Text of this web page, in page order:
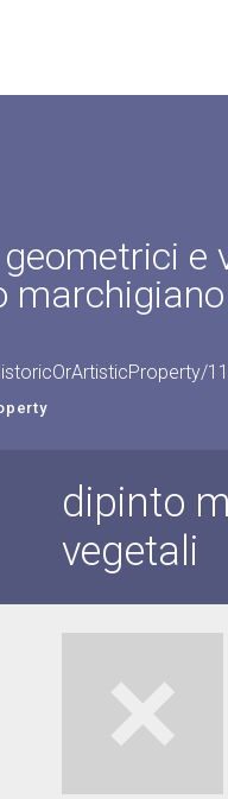
e
dipinto
vegetali